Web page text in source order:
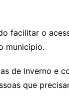
facilitar o
município.
de inverno e
que